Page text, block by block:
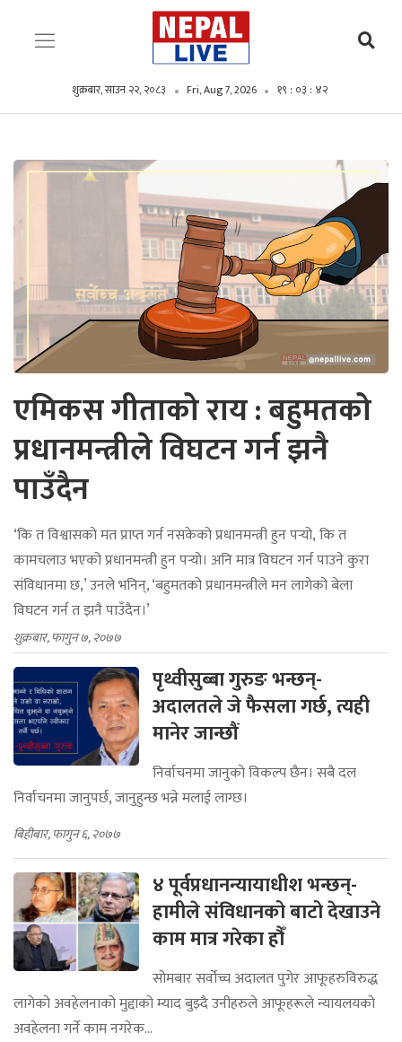
शुक्रबार, साउन २२, २०८३ Fri, Aug 7, 2026 १९ : ०३ : ४३
एमिकस गीताको राय : बहुमतको
प्रधानमन्त्रीले विघटन गर्न झनै
पाउँदैन
‘कि त विश्वासको मत प्राप्त गर्न नसकेको प्रधानमन्त्री हुन पर्‍यो, कि त
कामचलाउ भएको प्रधानमन्त्री हुन पर्‍यो। अनि मात्र विघटन गर्न पाउने कुरा
संविधानमा छ,’ उनले भनिन्, ‘बहुमतको प्रधानमन्त्रीले मन लागेको बेला
विघटन गर्न त झनै पाउँदैन।’
शुक्रबार, फागुन ७, २०७७
पृथ्वीसुब्बा गुरुङ भन्छन्-
अदालतले जे फैसला गर्छ, त्यही
मानेर जान्छौं
निर्वाचनमा जानुको विकल्प छैन। सबै दल
निर्वाचनमा जानुपर्छ, जानुहुन्छ भन्ने मलाई लाग्छ।
बिहीबार, फागुन ६, २०७७
४ पूर्वप्रधानन्यायाधीश भन्छन्-
हामीले संविधानको बाटो देखाउने
काम मात्र गरेका हौँ
सोमबार सर्वोच्च अदालत पुगेर आफूहरुविरुद्ध
लागेको अवहेलनाको मुद्दाको म्याद बुझ्दै उनीहरुले आफूहरूले न्यायलयको
अवहेलना गर्ने काम नगरेक...